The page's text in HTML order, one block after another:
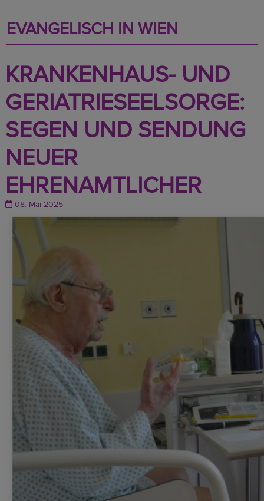
EVANGELISCH IN WIEN
KRANKENHAUS- UND
GERIATRIESEELSORGE:
SEGEN UND SENDUNG
NEUER
EHRENAMTLICHER
08. Mai 2025